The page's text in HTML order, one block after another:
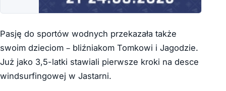
Pasję do sportów wodnych przekazała także
swoim dzieciom – bliźniakom Tomkowi i Jagodzie.
Już jako 3,5-latki stawiali pierwsze kroki na desce
windsurfingowej w Jastarni.